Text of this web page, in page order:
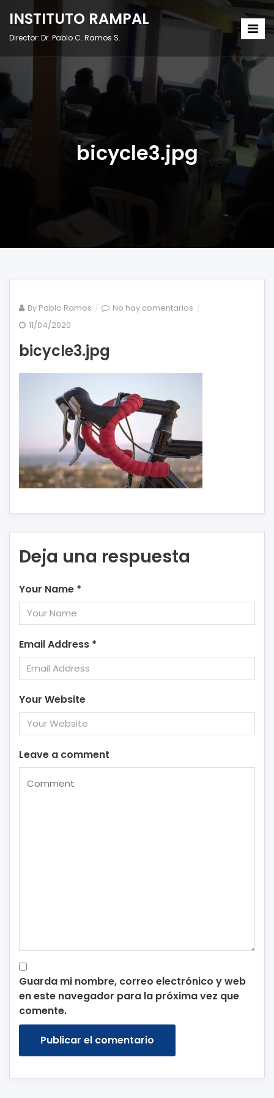
INSTITUTO RAMPAL
Director: Dr. Pablo C. Ramos S.
bicycle3.jpg
By Pablo Ramos No hay comentarios en
11/04/2020
bicycle3.jpg
Deja una respuesta
Your Name *
Email Address *
Your Website
Leave a comment
Guarda mi nombre, correo electrónico y web
en este navegador para la próxima vez que
comente.